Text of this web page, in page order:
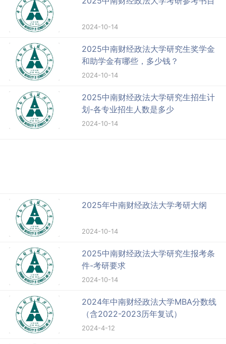
2024-10-14
2025中南财经政法大学研究生奖学金
和助学金有哪些，多少钱？
2024-10-14
2025中南财经政法大学研究生招生计
划-各专业招生人数是多少
2024-10-14
2025年中南财经政法大学考研大纲
2024-10-14
2025中南财经政法大学研究生报考条
件-考研要求
2024-10-14
2024年中南财经政法大学MBA分数线
（含2022-2023历年复试）
2024-4-12